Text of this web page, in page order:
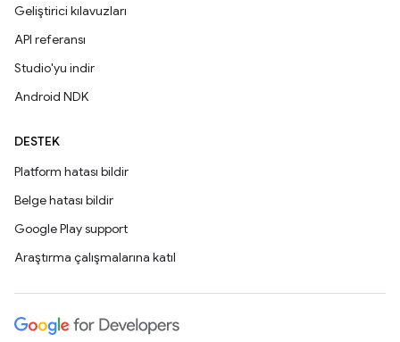
Geliştirici kılavuzları
API referansı
Studio'yu indir
Android NDK
DESTEK
Platform hatası bildir
Belge hatası bildir
Google Play support
Araştırma çalışmalarına katıl